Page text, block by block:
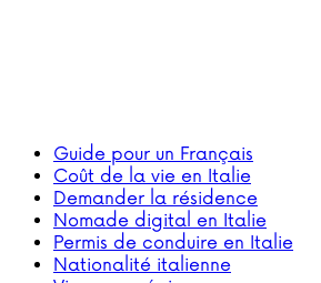
Guide pour un Français
Coût de la vie en Italie
Demander la résidence
Nomade digital en Italie
Permis de conduire en Italie
Nationalité italienne